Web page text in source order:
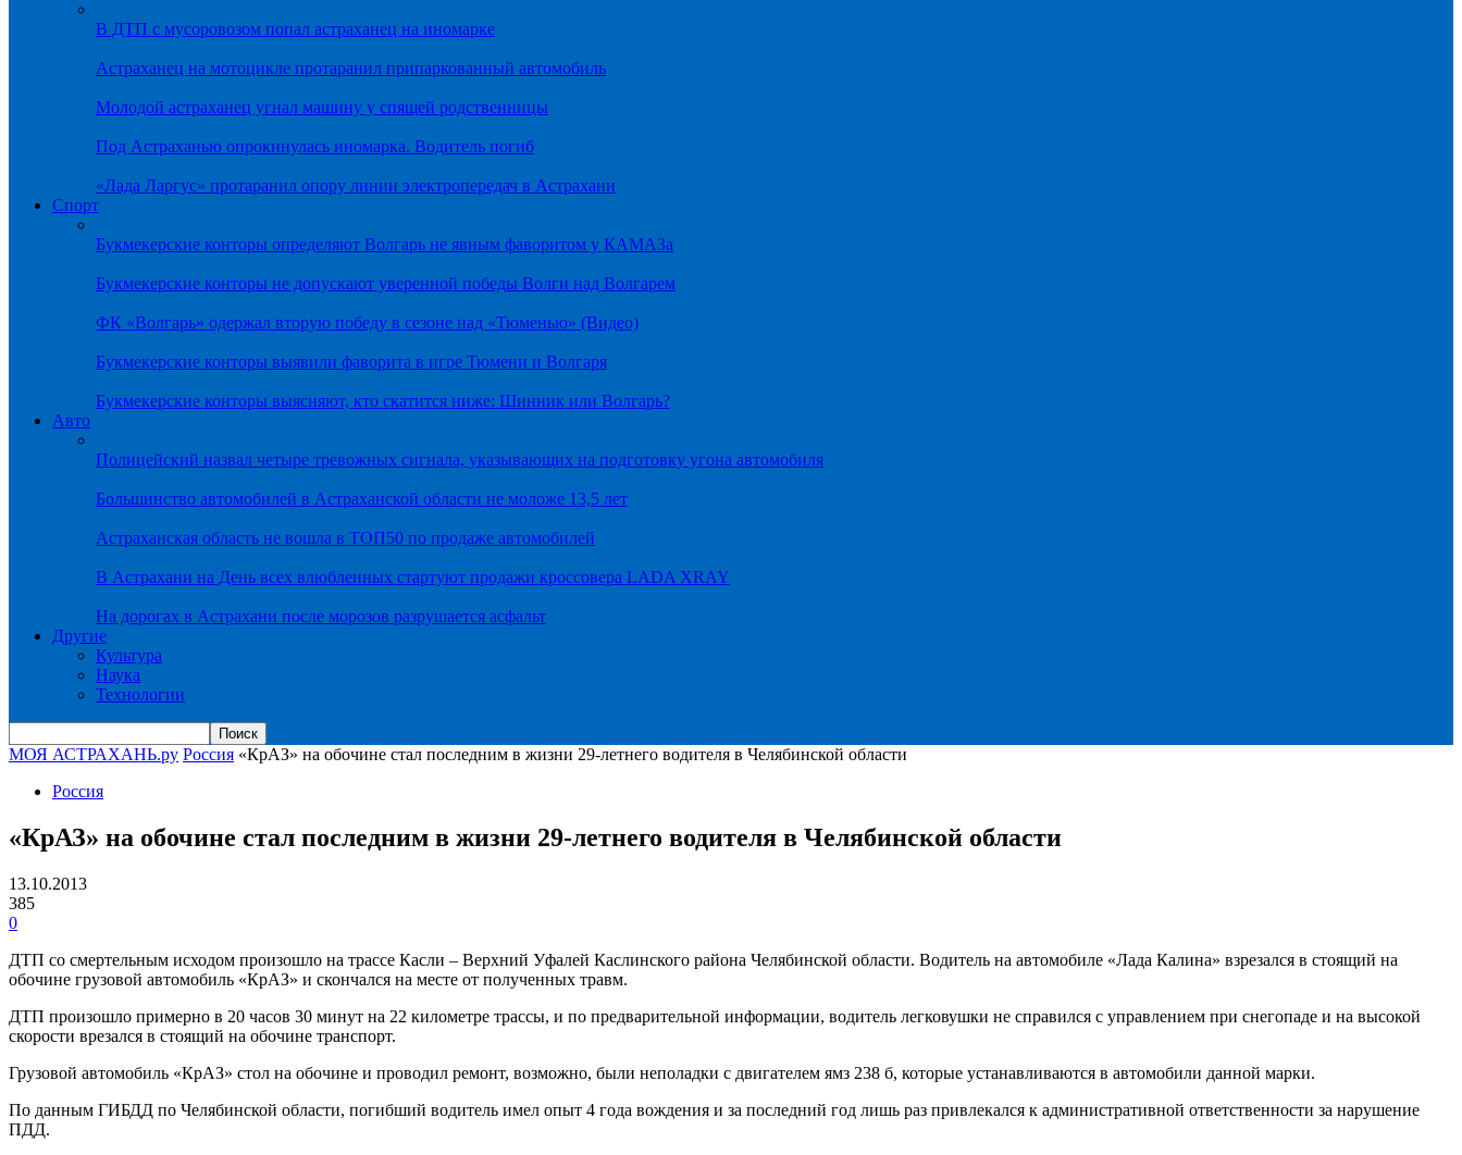
В ДТП с мусоровозом попал астраханец на иномарке
Астраханец на мотоцикле протаранил припаркованный автомобиль
Молодой астраханец угнал машину у спящей родственницы
Под Астраханью опрокинулась иномарка. Водитель погиб
«Лада Ларгус» протаранил опору линии электропередач в Астрахани
Спорт
Букмекерские конторы определяют Волгарь не явным фаворитом у КАМАЗа
Букмекерские конторы не допускают уверенной победы Волги над Волгарем
ФК «Волгарь» одержал вторую победу в сезоне над «Тюменью» (Видео)
Букмекерские конторы выявили фаворита в игре Тюмени и Волгаря
Букмекерские конторы выясняют, кто скатится ниже: Шинник или Волгарь?
Авто
Полицейский назвал четыре тревожных сигнала, указывающих на подготовку угона автомобиля
Большинство автомобилей в Астраханской области не моложе 13,5 лет
Астраханская область не вошла в ТОП50 по продаже автомобилей
В Астрахани на День всех влюбленных стартуют продажи кроссовера LADA XRAY
На дорогах в Астрахани после морозов разрушается асфальт
Другие
Культура
Наука
Технологии
МОЯ АСТРАХАНЬ.ру Россия «КрАЗ» на обочине стал последним в жизни 29-летнего водителя в Челябинской области
Россия
«КрАЗ» на обочине стал последним в жизни 29-летнего водителя в Челябинской области
13.10.2013
385
0
ДТП со смертельным исходом произошло на трассе Касли – Верхний Уфалей Каслинского района Челябинской области. Водитель на автомобиле «Лада Калина» взрезался в стоящий на
обочине грузовой автомобиль «КрАЗ» и скончался на месте от полученных травм.
ДТП произошло примерно в 20 часов 30 минут на 22 километре трассы, и по предварительной информации, водитель легковушки не справился с управлением при снегопаде и на высокой
скорости врезался в стоящий на обочине транспорт.
Грузовой автомобиль «КрАЗ» стол на обочине и проводил ремонт, возможно, были неполадки с двигателем ямз 238 б, которые устанавливаются в автомобили данной марки.
По данным ГИБДД по Челябинской области, погибший водитель имел опыт 4 года вождения и за последний год лишь раз привлекался к административной ответственности за нарушение
ПДД.